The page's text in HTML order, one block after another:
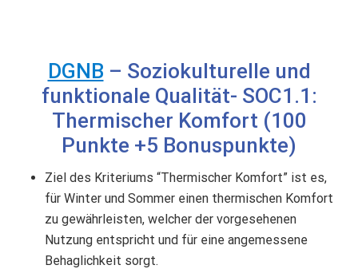
DGNB – Soziokulturelle und
funktionale Qualität- SOC1.1:
Thermischer Komfort (100
Punkte +5 Bonuspunkte)
Ziel des Kriteriums “Thermischer Komfort” ist es,
für Winter und Sommer einen thermischen Komfort
zu gewährleisten, welcher der vorgesehenen
Nutzung entspricht und für eine angemessene
Behaglichkeit sorgt.